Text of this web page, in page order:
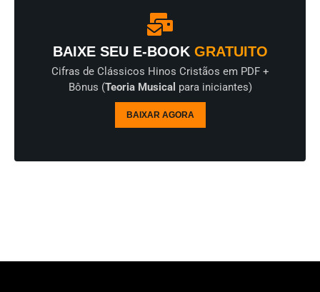
BAIXE SEU E-BOOKGRATUITO
Cifras de Clássicos Hinos Cristãos em PDF +
Bônus (Teoria Musical para iniciantes)
BAIXAR AGORA